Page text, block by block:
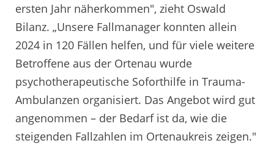
ersten Jahr näherkommen", zieht Oswald
Bilanz. „Unsere Fallmanager konnten allein
2024 in 120 Fällen helfen, und für viele weitere
Betroffene aus der Ortenau wurde
psychotherapeutische Soforthilfe in Trauma-
Ambulanzen organisiert. Das Angebot wird gut
angenommen – der Bedarf ist da, wie die
steigenden Fallzahlen im Ortenaukreis zeigen."